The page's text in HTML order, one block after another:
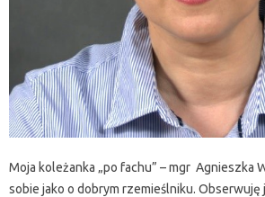
Moja koleżanka „po fachu” – mgr Agnieszka
sobie jako o dobrym rzemieślniku.